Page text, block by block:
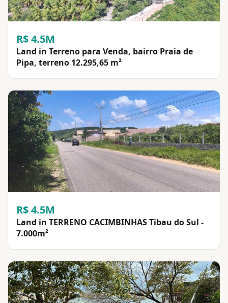
R$ 4.5M
Land in Terreno para Venda, bairro Praia de
Pipa, terreno 12.295,65 m²
R$ 4.5M
Land in TERRENO CACIMBINHAS Tibau do Sul -
7.000m²